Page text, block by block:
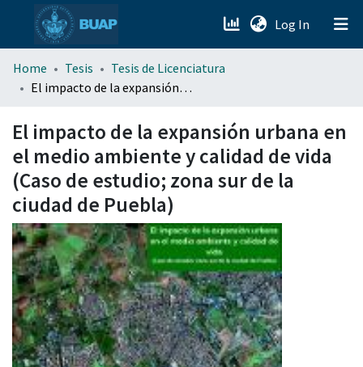
Log In (current)
menu.section.about_menu
Home Tesis
Tesis de Licenciatura
El impacto de la expansión urbana en el medio ambiente y calidad de vida (Caso de estudio; zona sur de la ciudad de Puebla)
El impacto de la expansión urbana en
el medio ambiente y calidad de vida
(Caso de estudio; zona sur de la
ciudad de Puebla)